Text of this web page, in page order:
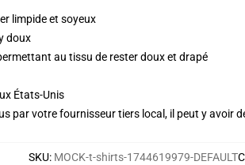
limpide et soyeux
doux
au tissu de rester doux et drapé
États-Unis
par votre fournisseur tiers local, il peut y avoir
SKU: MOCK-t-shirts-1744619979-DEFAULT